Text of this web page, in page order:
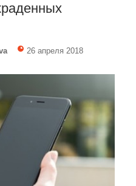
26 апреля 2018